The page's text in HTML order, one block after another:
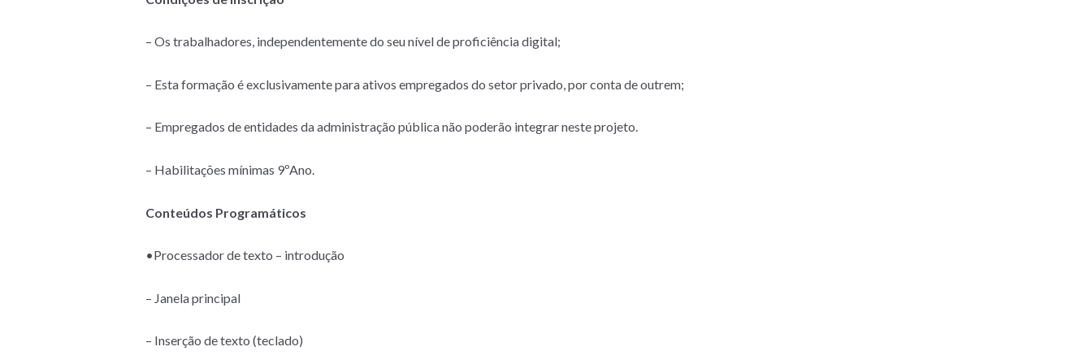
– Os trabalhadores, independentemente do seu nível de proficiência digital;
– Esta formação é exclusivamente para ativos empregados do setor privado, por conta de outrem;
– Empregados de entidades da administração pública não poderão integrar neste projeto.
– Habilitações mínimas 9ºAno.
Conteúdos Programáticos
•Processador de texto – introdução
– Janela principal
– Inserção de texto (teclado)